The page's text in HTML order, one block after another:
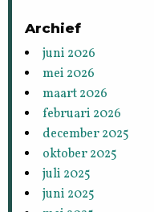
Archief
juni 2026
mei 2026
maart 2026
februari 2026
december 2025
oktober 2025
juli 2025
juni 2025